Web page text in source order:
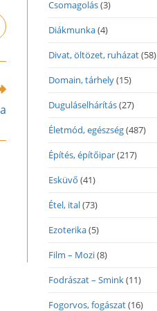
Csomagolás(3)
Diákmunka(4)
Divat, öltözet, ruházat(58)
Domain, tárhely(15)
Duguláselhárítás(27)
Életmód, egészség(487)
Építés, építőipar(217)
Esküvő (41)
Étel, ital(73)
Ezoterika(5)
Film – Mozi(8)
Fodrászat – Smink(11)
Fogorvos, fogászat(16)